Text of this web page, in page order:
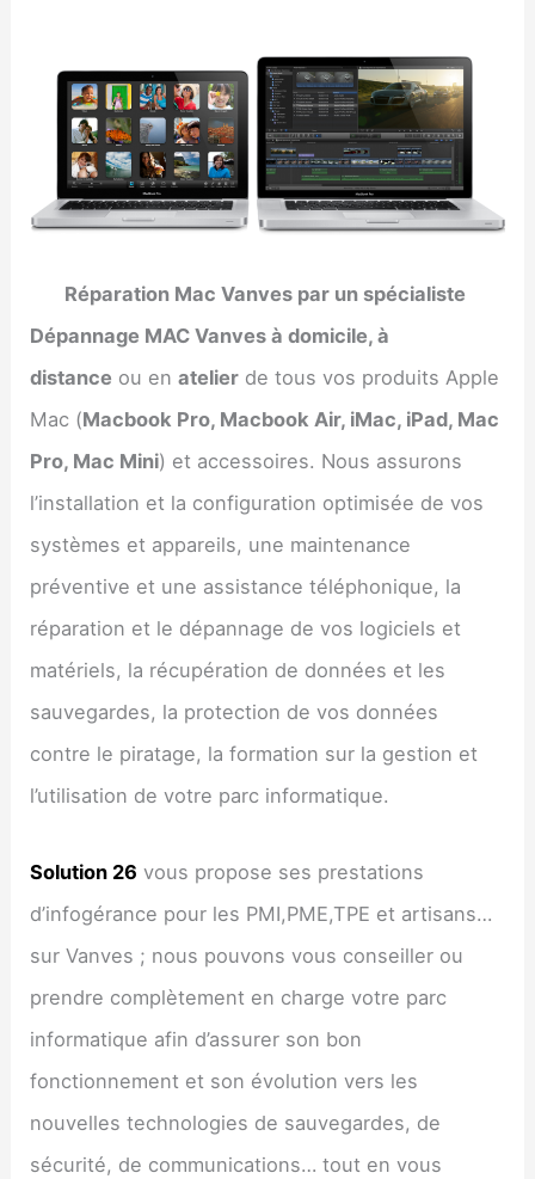
Réparation Mac Vanves par un spécialiste
Dépannage MAC Vanves à domicile, à
distance ou enatelier de tous vos produits Apple
Mac (Macbook Pro, Macbook Air, iMac, iPad, Mac
Pro, Mac Mini) et accessoires. Nous assurons
l’installation et la configuration optimisée de vos
systèmes et appareils, une maintenance
préventive et une assistance téléphonique, la
réparation et le dépannage de vos logiciels et
matériels, la récupération de données et les
sauvegardes, la protection de vos données
contre le piratage, la formation sur la gestion et
l’utilisation de votre parc informatique.
Solution 26 vous propose ses prestations
d’infogérance pour les PMI,PME,TPE et artisans…
sur Vanves ; nous pouvons vous conseiller ou
prendre complètement en charge votre parc
informatique afin d’assurer son bon
fonctionnement et son évolution vers les
nouvelles technologies de sauvegardes, de
sécurité, de communications… tout en vous